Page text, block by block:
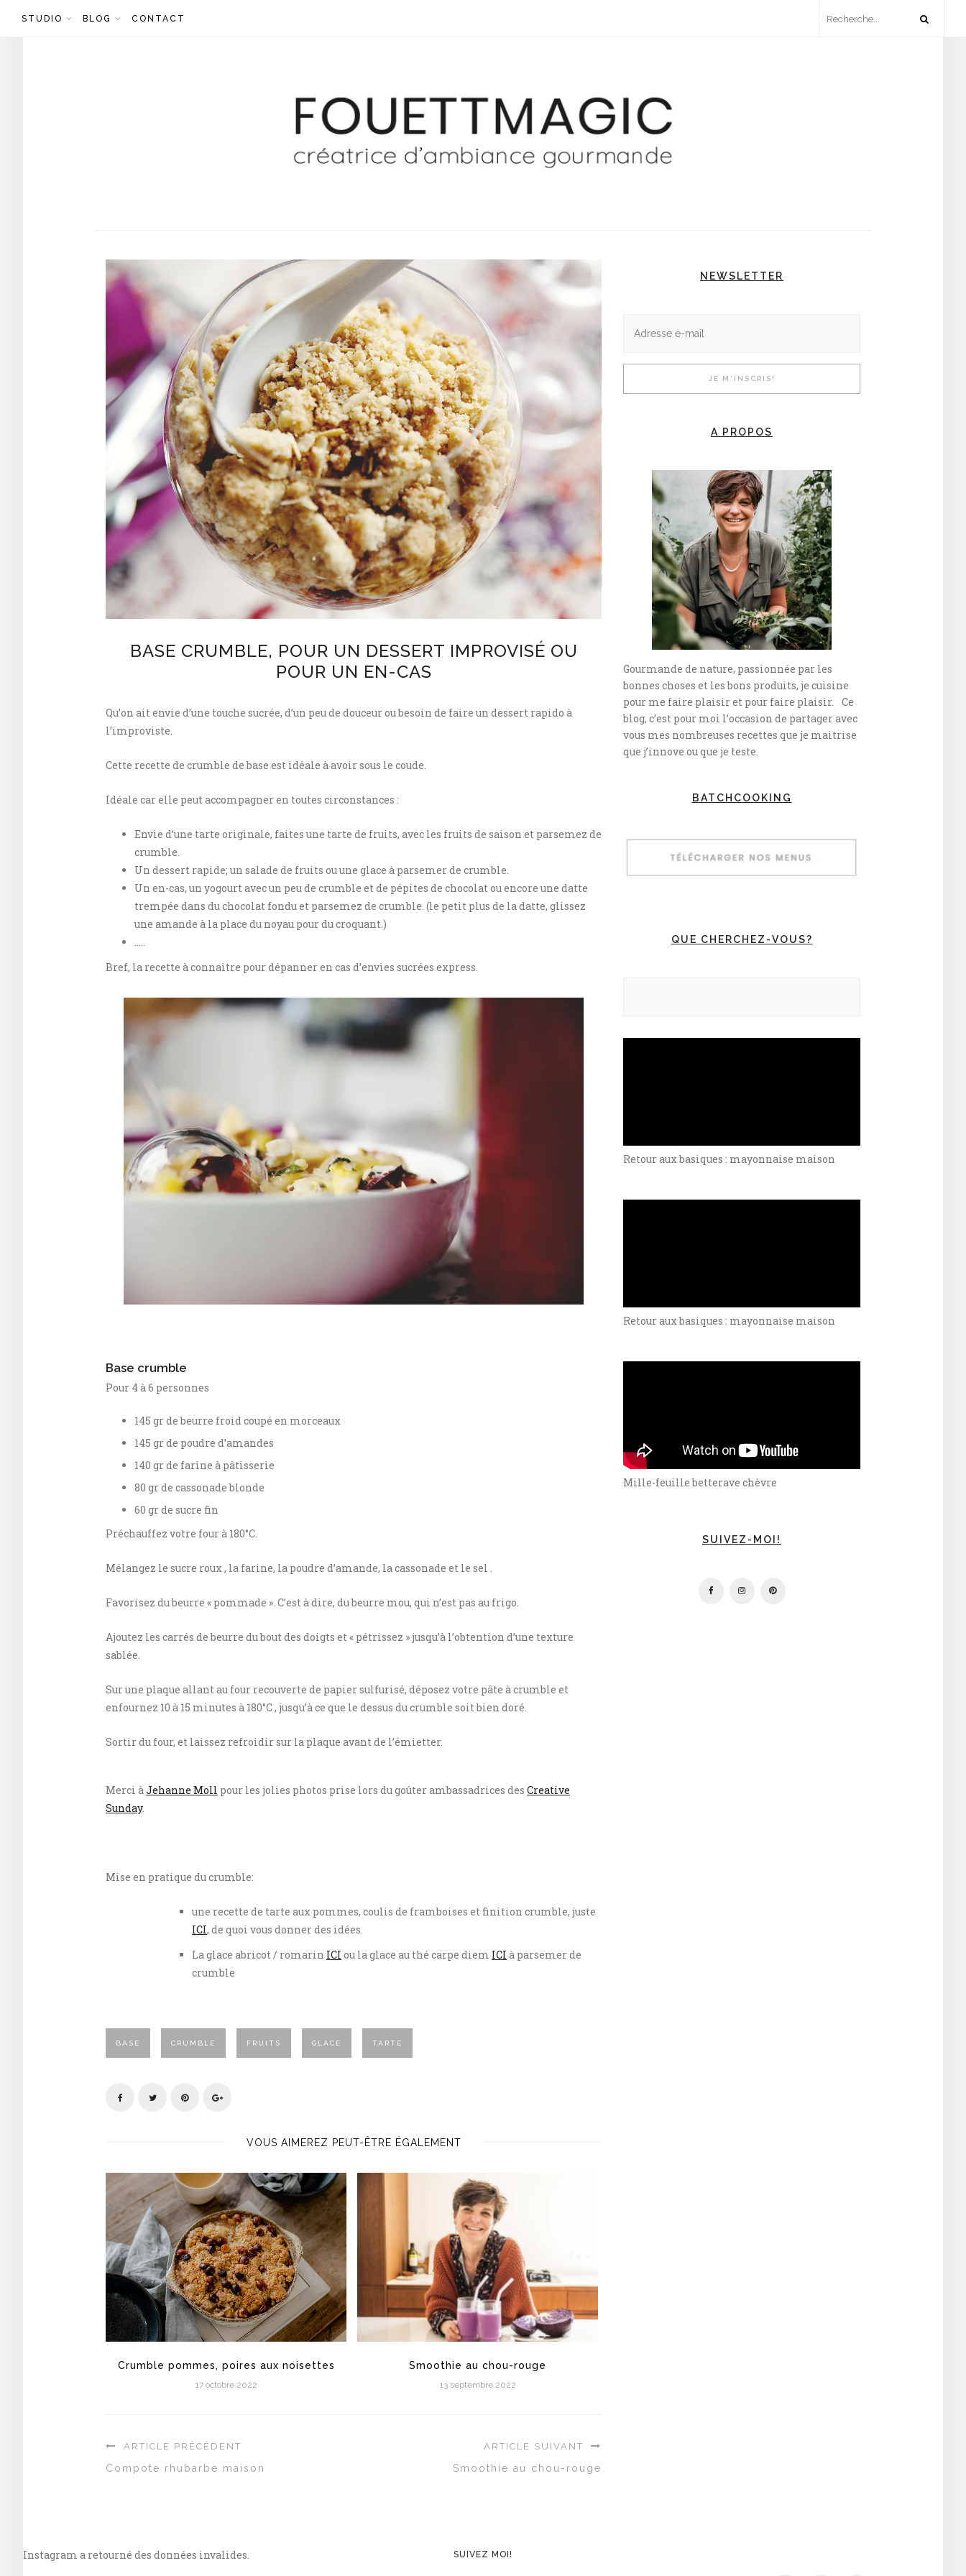
STUDIO BLOG CONTACT
BASE CRUMBLE, POUR UN DESSERT IMPROVISÉ OU
POUR UN EN-CAS
Qu’on ait envie d’une touche sucrée, d’un peu de douceur ou besoin de faire un dessert rapido à
l’improviste.
Cette recette de crumble de base est idéale à avoir sous le coude.
Idéale car elle peut accompagner en toutes circonstances :
Envie d’une tarte originale, faites une tarte de fruits, avec les fruits de saison et parsemez de
crumble.
Un dessert rapide; un salade de fruits ou une glace à parsemer de crumble.
Un en-cas, un yogourt avec un peu de crumble et de pépites de chocolat ou encore une datte
trempée dans du chocolat fondu et parsemez de crumble. (le petit plus de la datte, glissez
une amande à la place du noyau pour du croquant.)
…..
Bref, la recette à connaitre pour dépanner en cas d’envies sucrées express.
Base crumble
Pour 4 à 6 personnes
145 gr de beurre froid coupé en morceaux
145 gr de poudre d’amandes
140 gr de farine à pâtisserie
80 gr de cassonade blonde
60 gr de sucre fin
Préchauffez votre four à 180°C.
Mélangez le sucre roux , la farine, la poudre d’amande, la cassonade et le sel .
Favorisez du beurre « pommade ». C’est à dire, du beurre mou, qui n’est pas au frigo.
Ajoutez les carrés de beurre du bout des doigts et « pétrissez » jusqu’à l’obtention d’une texture
sablée.
Sur une plaque allant au four recouverte de papier sulfurisé, déposez votre pâte à crumble et
enfournez 10 à 15 minutes à 180°C , jusqu’à ce que le dessus du crumble soit bien doré.
Sortir du four, et laissez refroidir sur la plaque avant de l’émietter.
Merci à Jehanne Moll pour les jolies photos prise lors du goûter ambassadrices des Creative
Sunday.
Mise en pratique du crumble:
une recette de tarte aux pommes, coulis de framboises et finition crumble, juste
ICI, de quoi vous donner des idées.
La glace abricot / romarin ICI ou la glace au thé carpe diem ICI à parsemer de
crumble
BASE CRUMBLE FRUITS GLACE TARTE
VOUS AIMEREZ PEUT-ÊTRE ÉGALEMENT
Crumble pommes, poires aux noisettes
17 octobre 2022
Smoothie au chou-rouge
13 septembre 2022
ARTICLE PRÉCÉDENT
Compote rhubarbe maison
ARTICLE SUIVANT
Smoothie au chou-rouge
NEWSLETTER
A PROPOS
Gourmande de nature, passionnée par les
bonnes choses et les bons produits, je cuisine
pour me faire plaisir et pour faire plaisir. Ce
blog, c’est pour moi l’occasion de partager avec
vous mes nombreuses recettes que je maitrise
que j’innove ou que je teste.
BATCHCOOKING
QUE CHERCHEZ-VOUS?
Retour aux basiques : mayonnaise maison
Retour aux basiques : mayonnaise maison
Mille-feuille betterave chèvre
SUIVEZ-MOI!
Instagram a retourné des données invalides. SUIVEZ MOI!